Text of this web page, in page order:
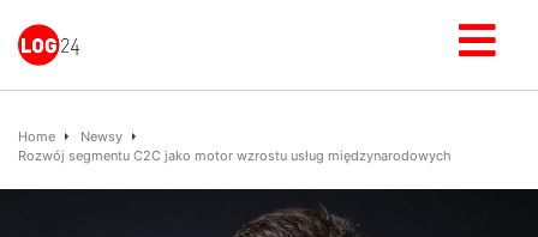
Home
Newsy
Rozwój segmentu C2C jako motor wzrostu usług międzynarodowych